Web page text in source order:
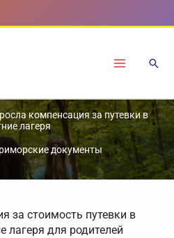
компенсация за путевки в
лагеря
документы
за стоимость путевки в
лагеря для родителей